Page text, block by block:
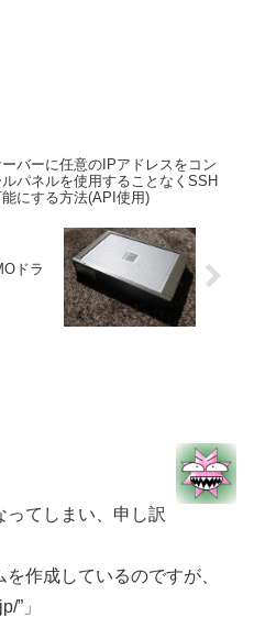
ーバーに任意のIPアドレスをコン
ルパネルを使用することなくSSH
にする方法(API使用)
ドラ
ってしまい、申し訳
作成しているのですが、
”」